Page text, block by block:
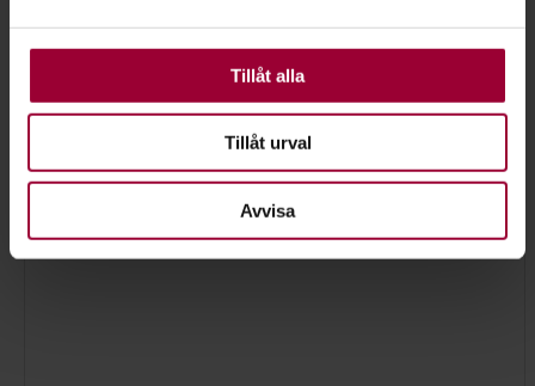
Tillåt alla
Tillåt urval
Avvisa
Marknadsföringsansvarig stab/Folkbildningsutvecklare
Samhälle
073-942 04 06
Läs mer